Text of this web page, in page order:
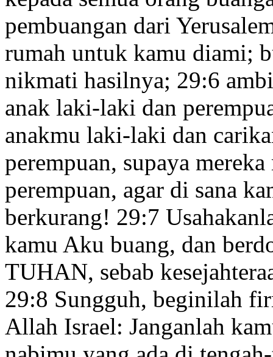
pembuangan dari
rumah untuk kamu diami;
nikmati hasilnya; 29:6
anak laki-laki dan
anakmu laki-laki dan
perempuan, supaya
perempuan, agar di sana
berkurang! 29:7
kamu Aku buang, dan
TUHAN, sebab
29:8 Sungguh, beginilah
Allah Israel: Janganlah